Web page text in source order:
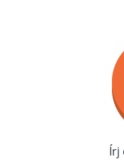
Írj